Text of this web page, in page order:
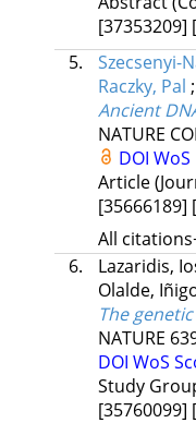
[37353209]
5.
Szecsenyi-
Raczky, Pal ;
Ancient
NATURE
DOI WoS
Article
[35666189]
All
6.
Lazaridis,
Olalde,
The
NATURE
DOI WoS
Study
[35760099]